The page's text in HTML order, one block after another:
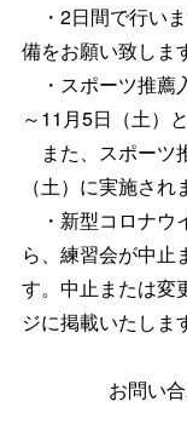
・2日間で行い
備をお願い致しま
・スポーツ推薦
～11月5日（土）
また、スポーツ
（土）に実施され
・新型コロナウ
ら、練習会が中止
す。中止または変
ジに掲載いたしま
お問い